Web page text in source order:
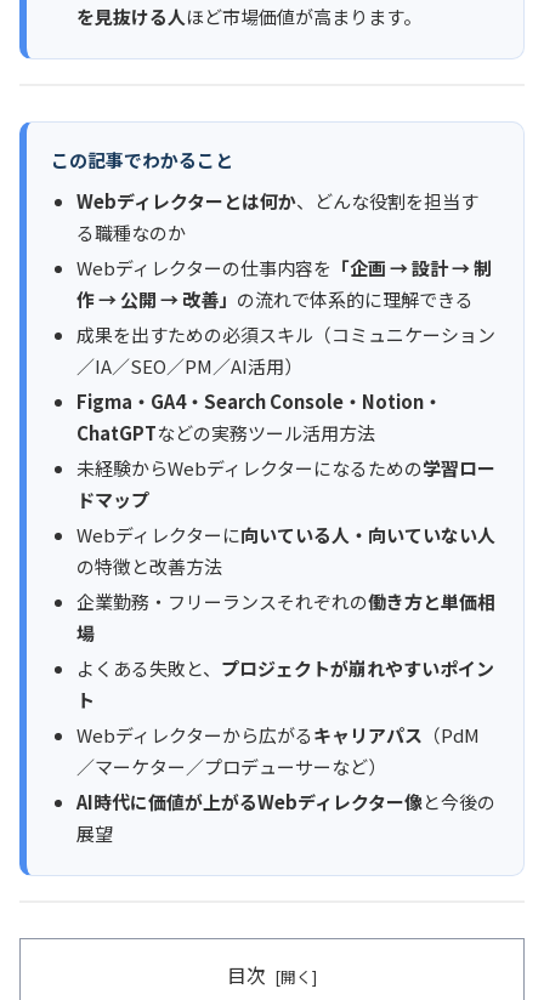
を見抜ける人ほど市場価値が高まります。
この記事でわかること
Webディレクターとは何か、どんな役割を担当す
る職種なのか
Webディレクターの仕事内容を 「企画 → 設計 → 制
作 → 公開 → 改善」 の流れで体系的に理解できる
成果を出すための必須スキル（コミュニケーション
／IA／SEO／PM／AI活用）
Figma・GA4・Search Console・Notion・
ChatGPTなどの実務ツール活用方法
未経験からWebディレクターになるための学習ロー
ドマップ
Webディレクターに向いている人・向いていない人
の特徴と改善方法
企業勤務・フリーランスそれぞれの働き方と単価相
場
よくある失敗と、 プロジェクトが崩れやすいポイン
ト
Webディレクターから広がるキャリアパス （PdM
／マーケター／プロデューサーなど）
AI時代に価値が上がるWebディレクター像と今後の
展望
目次